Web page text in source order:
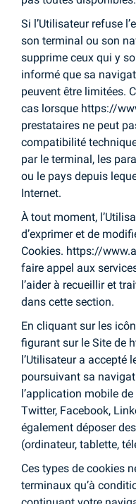
Si l’Utilisateur refuse
son terminal ou son
supprime ceux qui y
informé que sa
peuvent être limitées.
cas lorsque https://
prestataires ne peut
compatibilité
par le terminal, les
ou le pays depuis
Internet.
À tout moment,
d’exprimer et de
Cookies. https://
faire appel aux
l’aider à recueillir et
dans cette section.
En cliquant sur les
figurant sur le Site de
l’Utilisateur a accepté
poursuivant sa
l’application mobile
Twitter, Facebook,
également déposer
(ordinateur, tablette,
Ces types de cookies
terminaux qu’à